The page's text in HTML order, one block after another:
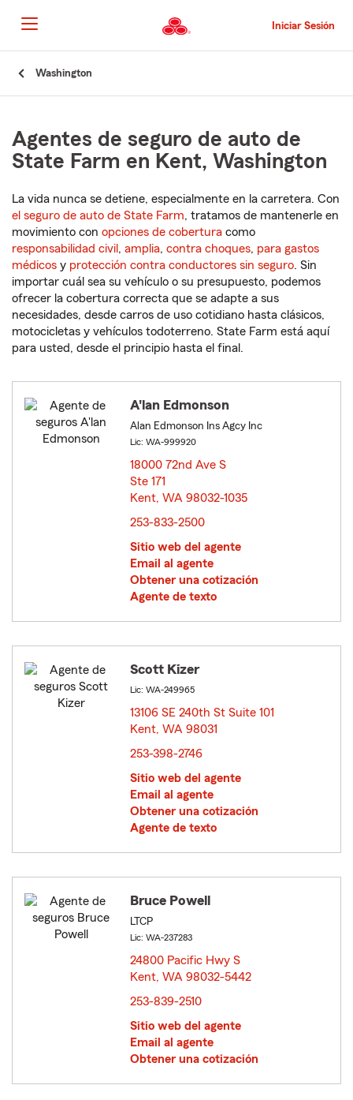
al
contenido
principal
Iniciar Sesión
Washington
Agentes de seguro de auto de
State Farm en Kent, Washington
La vida nunca se detiene, especialmente en la carretera. Con
el seguro de auto de State Farm, tratamos de mantenerle en
movimiento con opciones de cobertura como
responsabilidad civil , amplia, contra choques, para gastos
médicos y protección contra conductores sin seguro. Sin
importar cuál sea su vehículo o su presupuesto, podemos
ofrecer la cobertura correcta que se adapte a sus
necesidades, desde carros de uso cotidiano hasta clásicos,
motocicletas y vehículos todoterreno. State Farm está aquí
para usted, desde el principio hasta el final.
A'lan Edmonson
Alan Edmonson Ins Agcy Inc
Lic: WA-999920
18000 72nd Ave S
Ste 171
Kent, WA 98032-1035
253-833-2500
Sitio web del agente
Email al agente
Obtener una cotización
Agente de texto
Scott Kizer
Lic: WA-249965
13106 SE 240th St Suite 101
Kent, WA 98031
253-398-2746
Sitio web del agente
Email al agente
Obtener una cotización
Agente de texto
Bruce Powell
LTCP
Lic: WA-237283
24800 Pacific Hwy S
Kent, WA 98032-5442
253-839-2510
Sitio web del agente
Email al agente
Obtener una cotización